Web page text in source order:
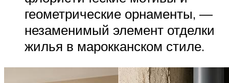
геометрические орнаменты, —
незаменимый элемент отделки
жилья в марокканском стиле.